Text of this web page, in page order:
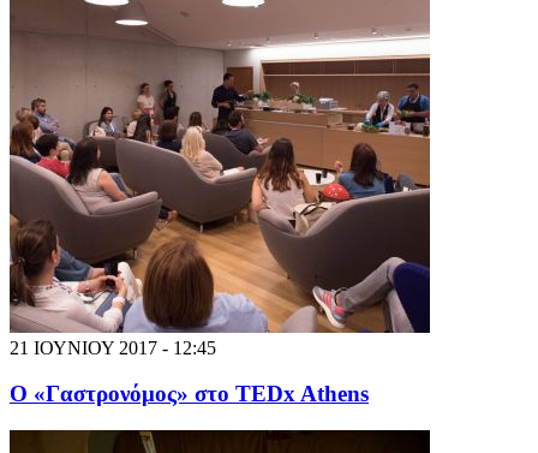
21 ΙΟΥΝΙΟΥ 2017 - 12:45
Ο «Γαστρονόμος» στο TEDx Athens